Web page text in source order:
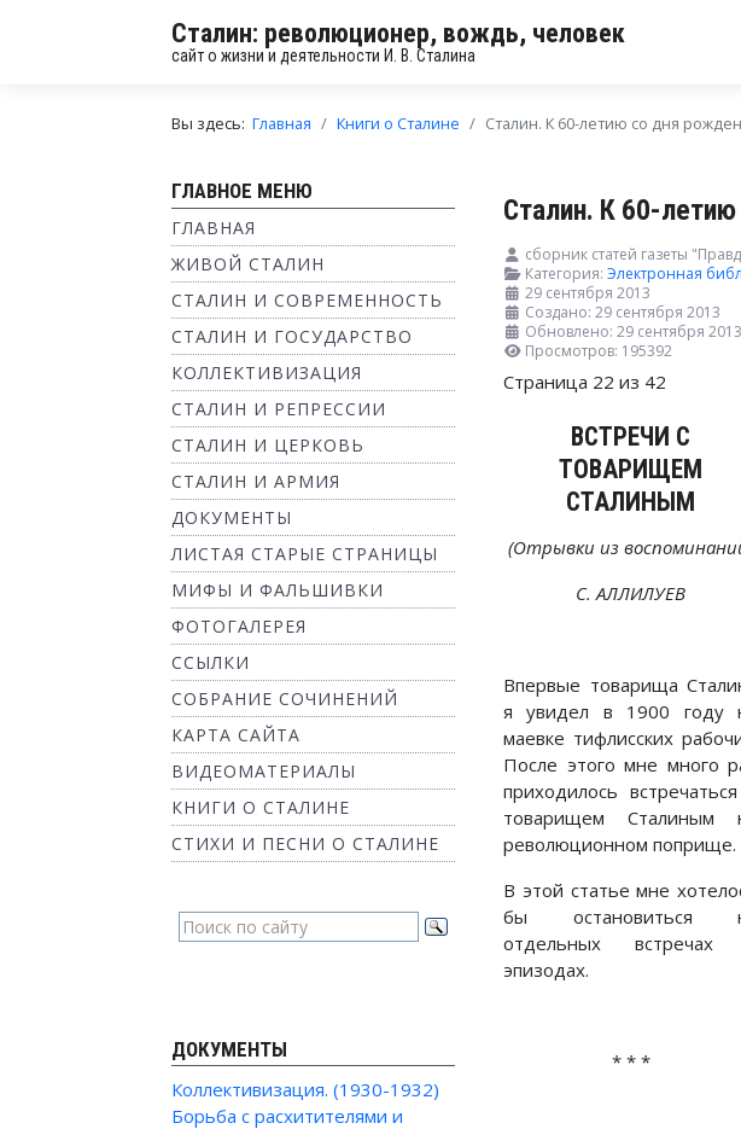
Сталин: революционер, вождь, человек
сайт о жизни и деятельности И. В. Сталина
Вы здесь: Главная Книги о Сталине Сталин. К 60-летию со дня
ГЛАВНОЕ МЕНЮ
ГЛАВНАЯ
ЖИВОЙ СТАЛИН
СТАЛИН И СОВРЕМЕННОСТЬ
СТАЛИН И ГОСУДАРСТВО
КОЛЛЕКТИВИЗАЦИЯ
СТАЛИН И РЕПРЕССИИ
СТАЛИН И ЦЕРКОВЬ
СТАЛИН И АРМИЯ
ДОКУМЕНТЫ
ЛИСТАЯ СТАРЫЕ СТРАНИЦЫ
МИФЫ И ФАЛЬШИВКИ
ФОТОГАЛЕРЕЯ
ССЫЛКИ
СОБРАНИЕ СОЧИНЕНИЙ
КАРТА САЙТА
ВИДЕОМАТЕРИАЛЫ
КНИГИ О СТАЛИНЕ
СТИХИ И ПЕСНИ О СТАЛИНЕ
ДОКУМЕНТЫ
Коллективизация. (1930-1932)
Борьба с расхитителями и
Сталин. К 60-
сборник статей газеты
Категория: Электронная
29 сентября 2013
Создано: 29 сентября 2013
Обновлено: 29 сентября 2013
Просмотров: 195392
Страница 22 из 42
ВСТРЕЧИ С
ТОВАРИЩЕМ
СТАЛИНЫМ
(Отрывки из
С. АЛЛИЛУЕВ
Впервые товарища
я увидел в 1900 году
маевке тифлисских
После этого мне много
приходилось
товарищем Сталиным
революционном поприще.
В этой статье мне
бы остановиться
отдельных встречах
эпизодах.
* * *